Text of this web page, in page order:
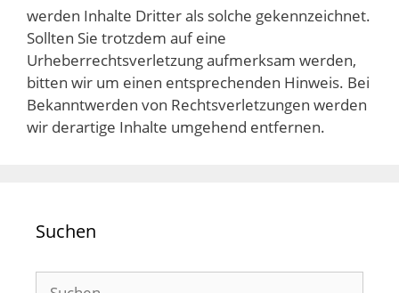
werden Inhalte Dritter als solche gekennzeichnet.
Sollten Sie trotzdem auf eine
Urheberrechtsverletzung aufmerksam werden,
bitten wir um einen entsprechenden Hinweis. Bei
Bekanntwerden von Rechtsverletzungen werden
wir derartige Inhalte umgehend entfernen.
Suchen
Suchen